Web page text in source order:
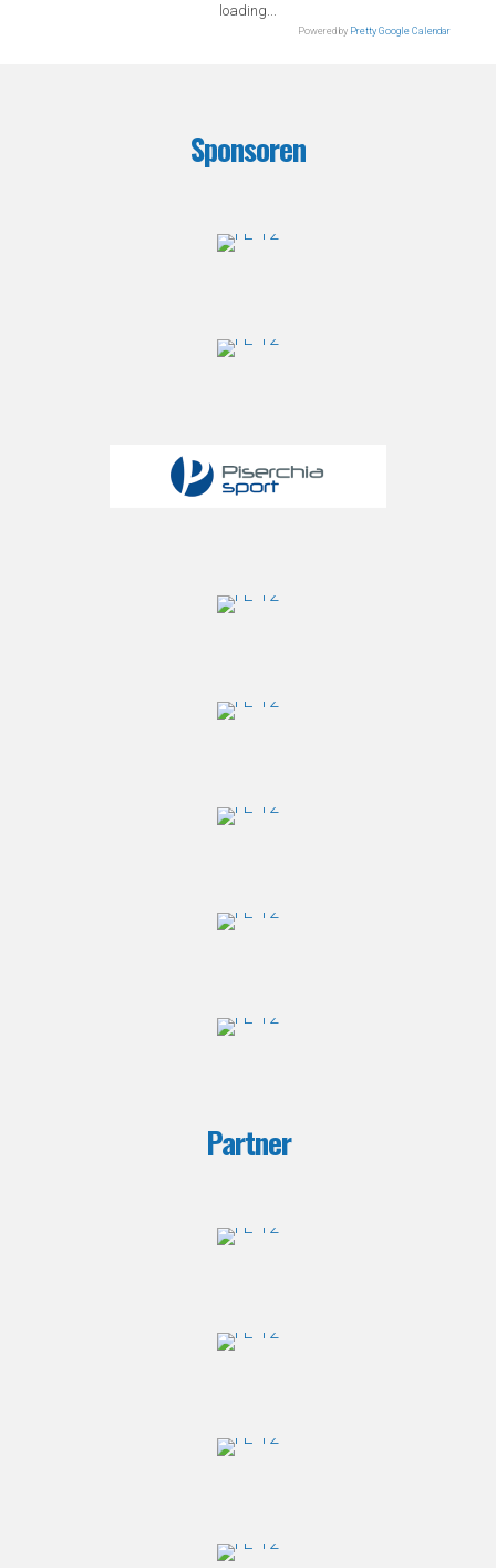
loading...
Powered by Pretty Google Calendar
Sponsoren
Partner